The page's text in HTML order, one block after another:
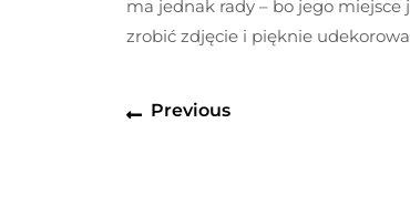
ma jednak rady – bo jego miejsce
zrobić zdjęcie i pięknie
Nawigacja
PreviousPrevious